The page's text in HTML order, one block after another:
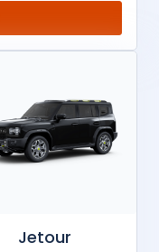
Jetour